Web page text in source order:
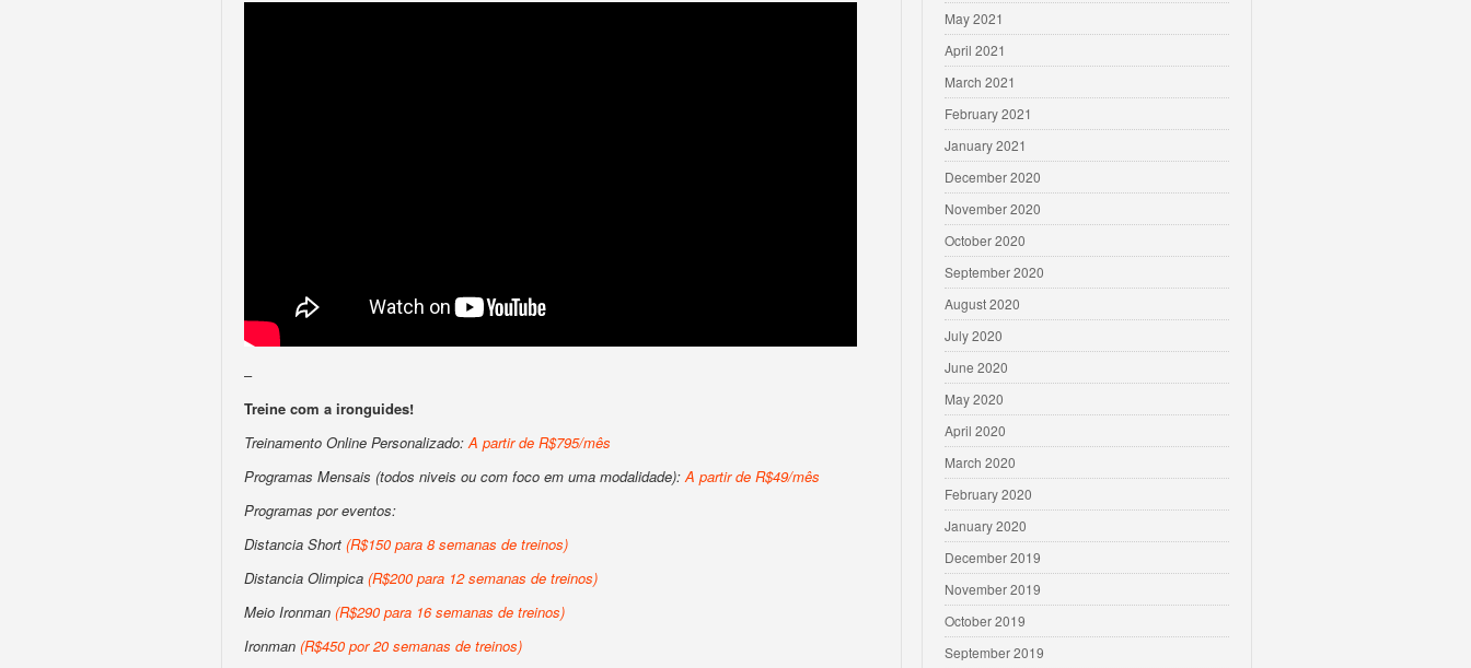
–
Treine com a ironguides!
Treinamento Online Personalizado:A partir de R$795/mês
Programas Mensais (todos niveis ou com foco em uma modalidade):A partir de R$49/mês
Programas por eventos:
Distancia Short (R$150 para 8 semanas de treinos)
Distancia Olimpica (R$200 para 12 semanas de treinos)
Meio Ironman (R$290 para 16 semanas de treinos)
Ironman (R$450 por 20 semanas de treinos)
May 2021
April 2021
March 2021
February 2021
January 2021
December 2020
November 2020
October 2020
September 2020
August 2020
July 2020
June 2020
May 2020
April 2020
March 2020
February 2020
January 2020
December 2019
November 2019
October 2019
September 2019